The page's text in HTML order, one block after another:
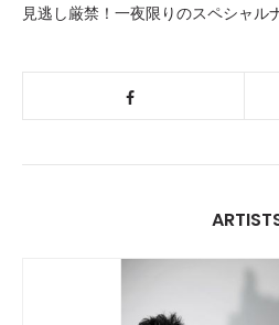
見逃し厳禁！一夜限りのスペシャル